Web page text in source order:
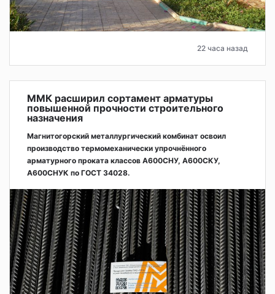
22 часа назад
ММК расширил сортамент арматуры
повышенной прочности строительного
назначения
Магнитогорский металлургический комбинат освоил
производство термомеханически упрочнённого
арматурного проката классов А600СНУ, А600СКУ,
А600СНУК по ГОСТ 34028.